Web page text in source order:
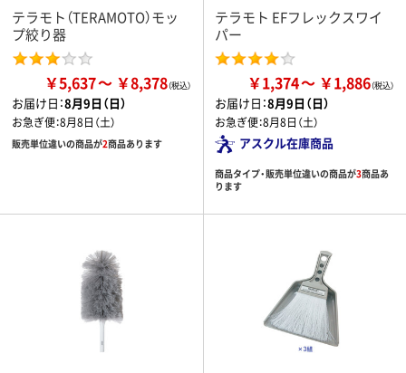
テラモト（TERAMOTO）モッ
プ絞り器
￥5,637 ￥8,378
お届け日：8月9日（日）
お急ぎ便：8月8日（土）
販売単位違いの商品が2商品あります
テラモト EFフレックスワイ
パー
￥1,374 ￥1,886
お届け日：8月9日（日）
お急ぎ便：8月8日（土）
アスクル在庫商品
商品タイプ・販売単位違いの商品が3商品あ
ります